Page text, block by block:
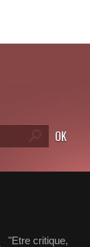
"Etre critique,